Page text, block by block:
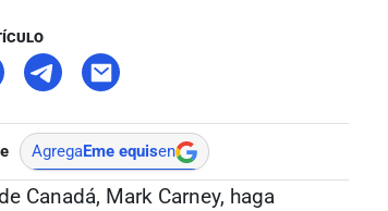
AgregaEme equisen
Canadá, Mark Carney, haga